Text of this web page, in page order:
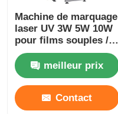
Machine de marquage
laser UV 3W 5W 10W
pour films souples /
plastiques rigides
220V 50HZmeilleur prix
Contact